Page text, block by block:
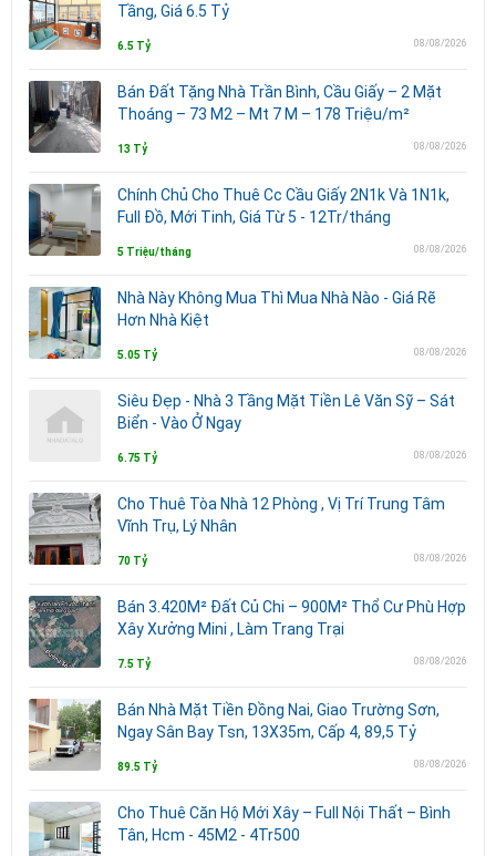
Tầng, Giá 6.5 Tỷ
6.5 Tỷ 08/08/2026
Bán Đất Tặng Nhà Trần Bình, Cầu Giấy – 2 Mặt
Thoáng – 73 M2 – Mt 7 M – 178 Triệu/m²
13 Tỷ 08/08/2026
Chính Chủ Cho Thuê Cc Cầu Giấy 2N1k Và 1N1k,
Full Đồ, Mới Tinh, Giá Từ 5 - 12Tr/tháng
5 Triệu/tháng 08/08/2026
Nhà Này Không Mua Thì Mua Nhà Nào - Giá Rẽ
Hơn Nhà Kiệt
5.05 Tỷ 08/08/2026
Siêu Đẹp - Nhà 3 Tầng Mặt Tiền Lê Văn Sỹ – Sát
Biển - Vào Ở Ngay
6.75 Tỷ 08/08/2026
Cho Thuê Tòa Nhà 12 Phòng , Vị Trí Trung Tâm
Vĩnh Trụ, Lý Nhân
70 Tỷ 08/08/2026
Bán 3.420M² Đất Củ Chi – 900M² Thổ Cư Phù Hợp
Xây Xưởng Mini , Làm Trang Trại
7.5 Tỷ 08/08/2026
Bán Nhà Mặt Tiền Đồng Nai, Giao Trường Sơn,
Ngay Sân Bay Tsn, 13X35m, Cấp 4, 89,5 Tỷ
89.5 Tỷ 08/08/2026
Cho Thuê Căn Hộ Mới Xây – Full Nội Thất – Bình
Tân, Hcm - 45M2 - 4Tr500